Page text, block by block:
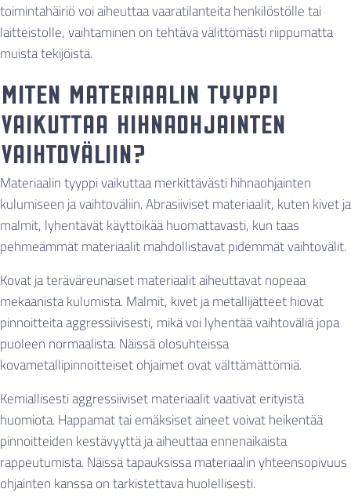
toimintahäiriö voi aiheuttaa vaaratilanteita henkilöstölle tai
laitteistolle, vaihtaminen on tehtävä välittömästi riippumatta
muista tekijöistä.
Miten materiaalin tyyppi
vaikuttaa hihnaohjainten
vaihtoväliin?
Materiaalin tyyppi vaikuttaa merkittävästi hihnaohjainten
kulumiseen ja vaihtoväliin. Abrasiiviset materiaalit, kuten kivet ja
malmit, lyhentävät käyttöikää huomattavasti, kun taas
pehmeämmät materiaalit mahdollistavat pidemmät vaihtovälit.
Kovat ja teräväreunaiset materiaalit aiheuttavat nopeaa
mekaanista kulumista. Malmit, kivet ja metallijätteet hiovat
pinnoitteita aggressiivisesti, mikä voi lyhentää vaihtoväliä jopa
puoleen normaalista. Näissä olosuhteissa
kovametallipinnoitteiset ohjaimet ovat välttämättömiä.
Kemiallisesti aggressiiviset materiaalit vaativat erityistä
huomiota. Happamat tai emäksiset aineet voivat heikentää
pinnoitteiden kestävyyttä ja aiheuttaa ennenaikaista
rappeutumista. Näissä tapauksissa materiaalin yhteensopivuus
ohjainten kanssa on tarkistettava huolellisesti.